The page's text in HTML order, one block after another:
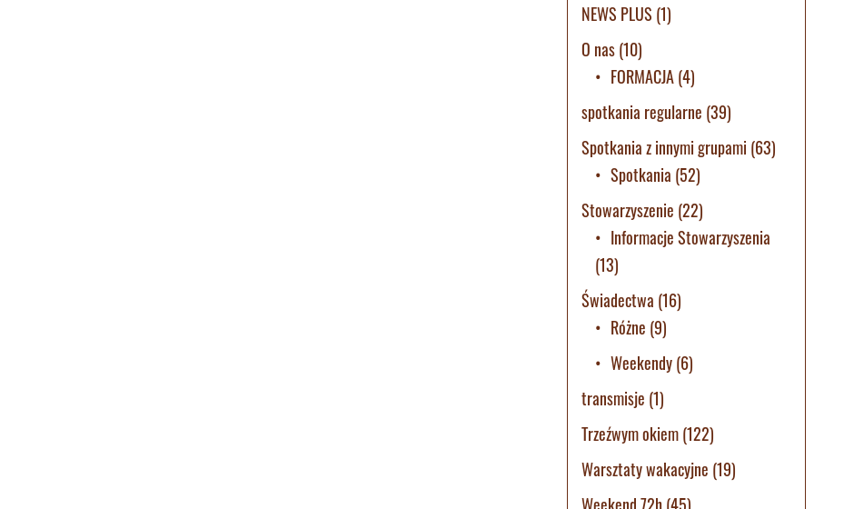
NEWS PLUS (1)
O nas(10)
FORMACJA(4)
spotkania regularne (39)
Spotkania z innymi grupami (63)
Spotkania (52)
Stowarzyszenie (22)
Informacje Stowarzyszenia
(13)
Świadectwa (16)
Różne (9)
Weekendy(6)
transmisje (1)
Trzeźwym okiem(122)
Warsztaty wakacyjne (19)
Weekend 72h(45)